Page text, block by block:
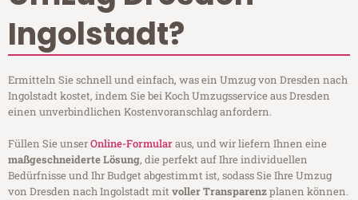
Ingolstadt?
Ermitteln Sie schnell und einfach, was ein Umzug von Dresden nach
Ingolstadt kostet, indem Sie bei Koch Umzugsservice aus Dresden
einen unverbindlichen Kostenvoranschlag anfordern.
Füllen Sie unserOnline-Formularaus, und wir liefern Ihnen eine
maßgeschneiderte Lösung, die perfekt auf Ihre individuellen
Bedürfnisse und Ihr Budget abgestimmt ist, sodass Sie Ihre Umzug
von Dresden nach Ingolstadt mitvoller Transparenzplanen können.